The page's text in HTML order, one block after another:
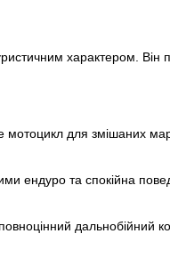
характером. Він
мотоцикл для змішаних
ендуро та спокійна
дальнобійний